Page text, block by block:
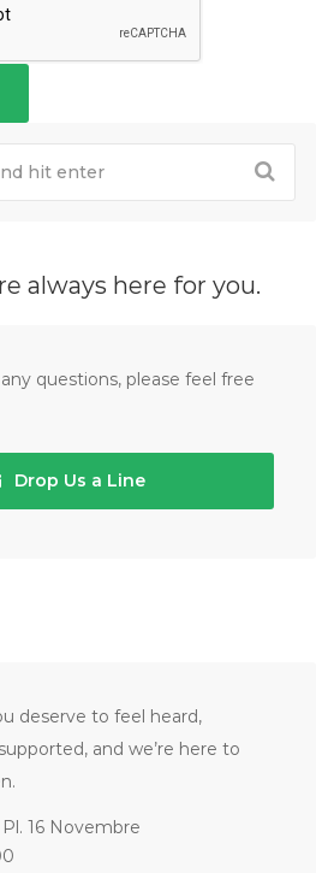
always here for you.
questions, please feel free
Drop Us a Line
deserve to feel heard,
and we’re here to
16 Novembre